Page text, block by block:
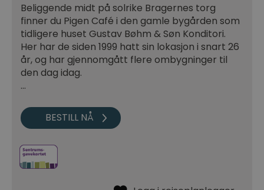
Beliggende midt på solrike Bragernes torg
finner du Pigen Café i den gamle bygården som
tidligere huset Gustav Bøhm & Søn Konditori.
Her har de siden 1999 hatt sin lokasjon i snart 26
år, og har gjennomgått flere ombygninger til
den dag idag.
…